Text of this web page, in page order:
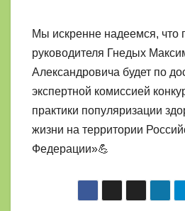
Мы искренне надеемся, что
руководителя Гнедых
Александровича будет по
экспертной комиссией
практики популяризации
жизни на территории
Федерации»💪